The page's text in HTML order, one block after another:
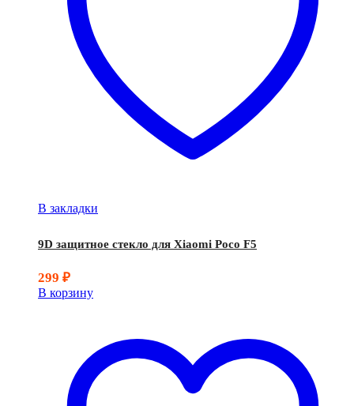
В закладки
9D защитное стекло для Xiaomi Poco F5
299 ₽
В корзину